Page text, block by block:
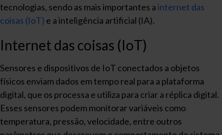
tecnologias, sendo as mais importantes ainternet das
coisas (IoT) e a inteligência artificial (IA).
Internet das coisas (IoT)
Sensores e dispositivos de IoT conectados a objetos
físicos enviam dados em tempo real para a plataforma
digital, que os processa e utiliza para criar a réplica digital.
Esses sensores podem monitorar variáveis como
temperatura, pressão, velocidade, entre outros